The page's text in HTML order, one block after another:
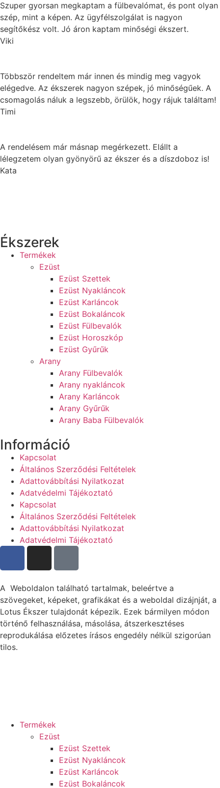
Szuper gyorsan megkaptam a fülbevalómat, és pont olyan
szép, mint a képen. Az ügyfélszolgálat is nagyon
segítőkész volt. Jó áron kaptam minőségi ékszert.
Viki
Többször rendeltem már innen és mindig meg vagyok
elégedve. Az ékszerek nagyon szépek, jó minőségűek. A
csomagolás náluk a legszebb, örülök, hogy rájuk találtam!
Timi
A rendelésem már másnap megérkezett. Elállt a
lélegzetem olyan gyönyörű az ékszer és a díszdoboz is!
Kata
Ékszerek
Termékek
Ezüst
Ezüst Szettek
Ezüst Nyakláncok
Ezüst Karláncok
Ezüst Bokaláncok
Ezüst Fülbevalók
Ezüst Horoszkóp
Ezüst Gyűrűk
Arany
Arany Fülbevalók
Arany nyakláncok
Arany Karláncok
Arany Gyűrűk
Arany Baba Fülbevalók
Információ
Kapcsolat
Általános Szerződési Feltételek
Adattovábbítási Nyilatkozat
Adatvédelmi Tájékoztató
Kapcsolat
Általános Szerződési Feltételek
Adattovábbítási Nyilatkozat
Adatvédelmi Tájékoztató
A Weboldalon található tartalmak, beleértve a
szövegeket, képeket, grafikákat és a weboldal dizájnját, a
Lotus Ékszer tulajdonát képezik. Ezek bármilyen módon
történő felhasználása, másolása, átszerkesztéses
reprodukálása előzetes írásos engedély nélkül szigorúan
tilos.
Termékek
Ezüst
Ezüst Szettek
Ezüst Nyakláncok
Ezüst Karláncok
Ezüst Bokaláncok